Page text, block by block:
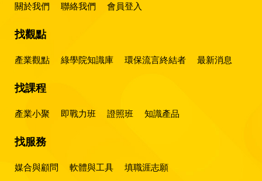
關於我們 聯絡我們 會員登入
找觀點
產業觀點 綠學院知識庫 環保流言終結者 最新消息
找課程
產業小聚 即戰力班 證照班 知識產品
找服務
媒合與顧問 軟體與工具 填職涯志願